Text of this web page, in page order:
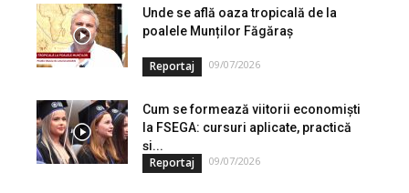
Unde se află oaza tropicală de la
poalele Munților Făgăraș
Reportaj 09/07/2026
Cum se formează viitorii economiști
la FSEGA: cursuri aplicate, practică
și...
Reportaj 09/07/2026